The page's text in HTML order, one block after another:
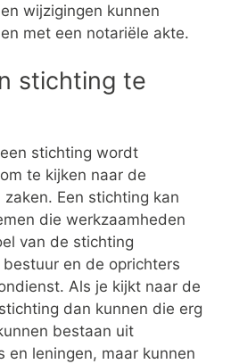
wijzigingen kunnen
met een notariële akte.
stichting te
stichting wordt
te kijken naar de
Een stichting kan
die werkzaamheden
van de stichting
en de oprichters
Als je kijkt naar de
dan kunnen die erg
bestaan uit
en leningen, maar kunnen